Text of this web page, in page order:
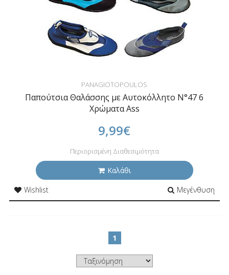
PANAGIOTOPOULOS
Παπούτσια Θαλάσσης με Αυτοκόλλητο N°47 6
Χρώματα Ass
9,99€
Περιορισμένη Διαθεσιμότητα
Καλάθι
Wishlist
Μεγένθυση
1